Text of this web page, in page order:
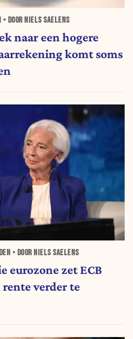
• DOOR NIELS SAELENS
naar een hogere
komt soms
• DOOR NIELS SAELENS
eurozone zet ECB
verder te